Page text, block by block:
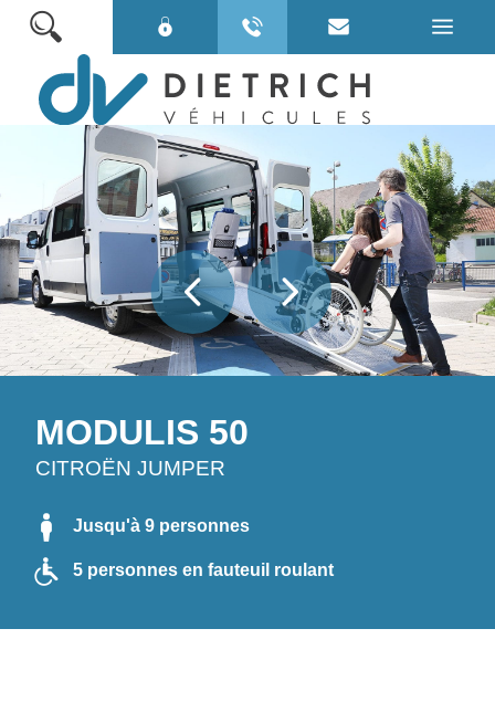
VOITURES TPMR
MINIBUS TPMR
VÉHICULES ÉLECTRIQUES
VÉHICULES EN STOCK
POUR BIEN CHOISIR
NOS SERVICES
MODULIS 50
CITROËN JUMPER
Jusqu'à 9 personnes
5 personnes en fauteuil roulant